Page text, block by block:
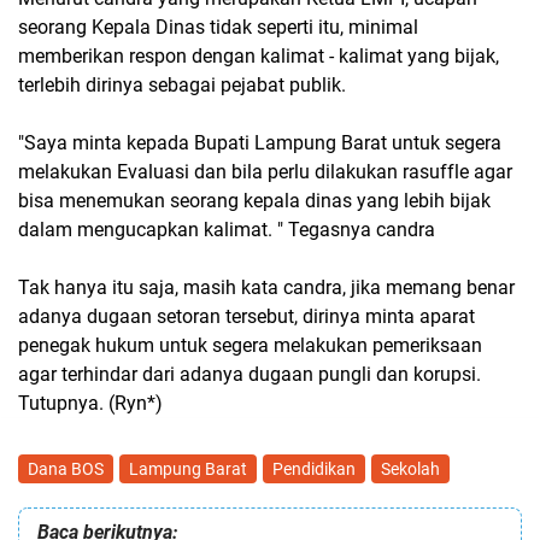
seorang Kepala Dinas tidak seperti itu, minimal
memberikan respon dengan kalimat - kalimat yang bijak,
terlebih dirinya sebagai pejabat publik.
"Saya minta kepada Bupati Lampung Barat untuk segera
melakukan Evaluasi dan bila perlu dilakukan rasuffle agar
bisa menemukan seorang kepala dinas yang lebih bijak
dalam mengucapkan kalimat. " Tegasnya candra
Tak hanya itu saja, masih kata candra, jika memang benar
adanya dugaan setoran tersebut, dirinya minta aparat
penegak hukum untuk segera melakukan pemeriksaan
agar terhindar dari adanya dugaan pungli dan korupsi.
Tutupnya. (Ryn*)
Dana BOS Lampung Barat Pendidikan Sekolah
Baca berikutnya: